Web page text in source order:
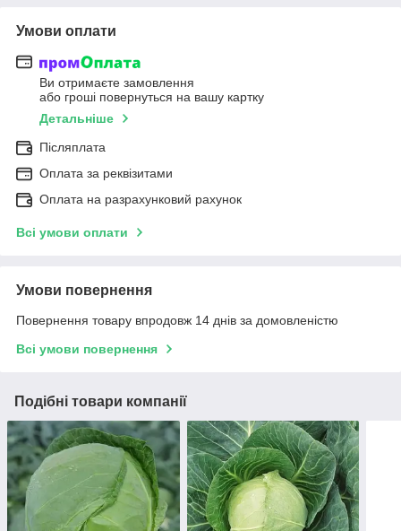
Умови оплати
Ви отримаєте замовлення
або гроші повернуться на вашу картку
Детальніше
Післяплата
Оплата за реквізитами
Оплата на разрахунковий рахунок
Всі умови оплати
Умови повернення
Повернення товару впродовж 14 днів за домовленістю
Всі умови повернення
Подібні товари компанії